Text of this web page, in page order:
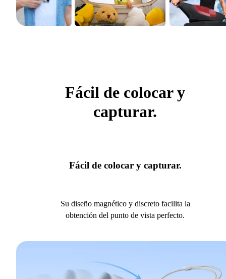
Fácil de colocar y
capturar.
Fácil de colocar y capturar.
Su diseño magnético y discreto facilita la
obtención del punto de vista perfecto.